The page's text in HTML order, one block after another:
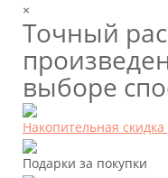
×
Точный
выборе
Накопительная скидка
Подарки за покупки